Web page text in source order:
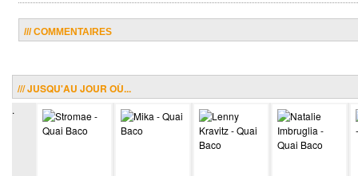
/// COMMENTAIRES
/// JUSQU'AU JOUR OÙ...
.